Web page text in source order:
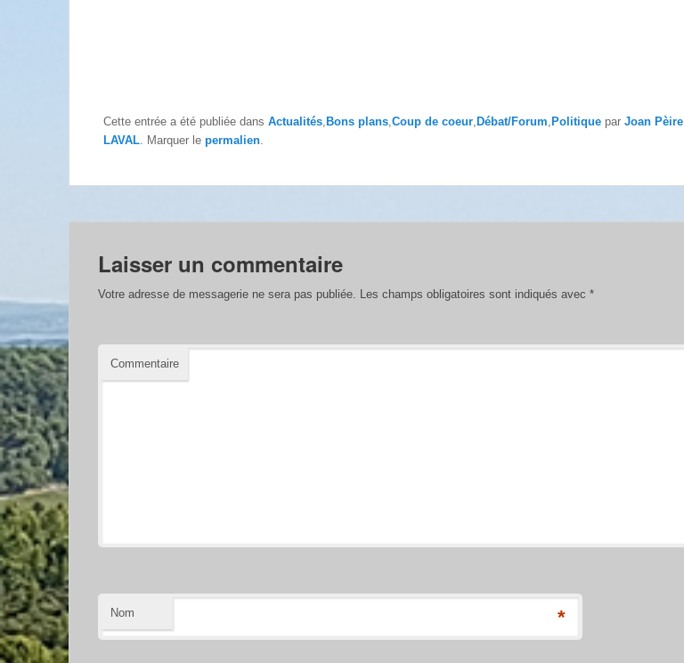
Cette entrée a été publiée dans Actualités Bons plans Coup de coeur Débat/Forum Politique par Joan Pèire
LAVAL . Marquer le permalien
Laisser un commentaire
Votre adresse de messagerie ne sera pas publiée. Les champs obligatoires sont indiqués avec *
Commentaire
Nom *